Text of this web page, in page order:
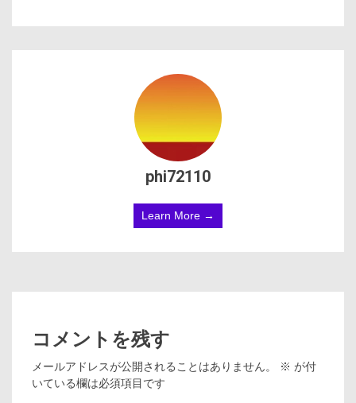
phi72110
Learn More →
コメントを残す
メールアドレスが公開されることはありません。 ※ が付
いている欄は必須項目です